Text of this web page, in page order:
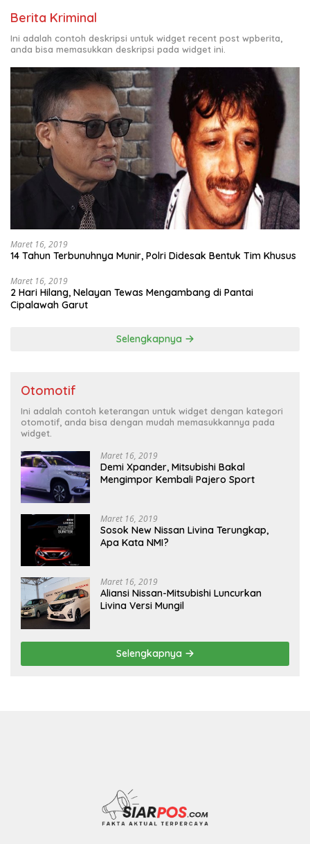
Berita Kriminal
Ini adalah contoh deskripsi untuk widget recent post wpberita,
anda bisa memasukkan deskripsi pada widget ini.
Maret 16, 2019
14 Tahun Terbunuhnya Munir, Polri Didesak Bentuk Tim Khusus
Maret 16, 2019
2 Hari Hilang, Nelayan Tewas Mengambang di Pantai
Cipalawah Garut
Selengkapnya
Otomotif
Ini adalah contoh keterangan untuk widget dengan kategori
otomotif, anda bisa dengan mudah memasukkannya pada
widget.
Maret 16, 2019
Demi Xpander, Mitsubishi Bakal
Mengimpor Kembali Pajero Sport
Maret 16, 2019
Sosok New Nissan Livina Terungkap,
Apa Kata NMI?
Maret 16, 2019
Aliansi Nissan-Mitsubishi Luncurkan
Livina Versi Mungil
Selengkapnya